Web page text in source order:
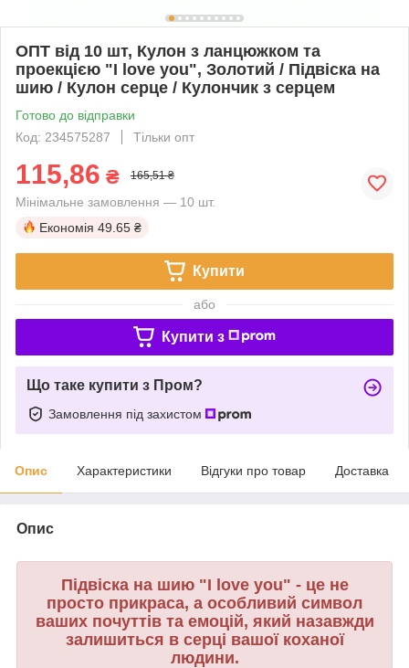
ОПТ від 10 шт, Кулон з ланцюжком та
проекцією "I love you", Золотий / Підвіска на
шию / Кулон серце / Кулончик з серцем
Готово до відправки
Код: 234575287
Тільки опт
115,86 ₴ 165,51 ₴
Мінімальне замовлення — 10 шт.
Економія 49.65 ₴
Купити
або
Купити з
Що таке купити з Пром?
Замовлення під захистом
Опис Характеристики Відгуки про товар Доставка
Опис
Підвіска на шию "I love you" - це не
просто прикраса, а особливий символ
ваших почуттів та емоцій, який назавжди
залишиться в серці вашої коханої
людини.